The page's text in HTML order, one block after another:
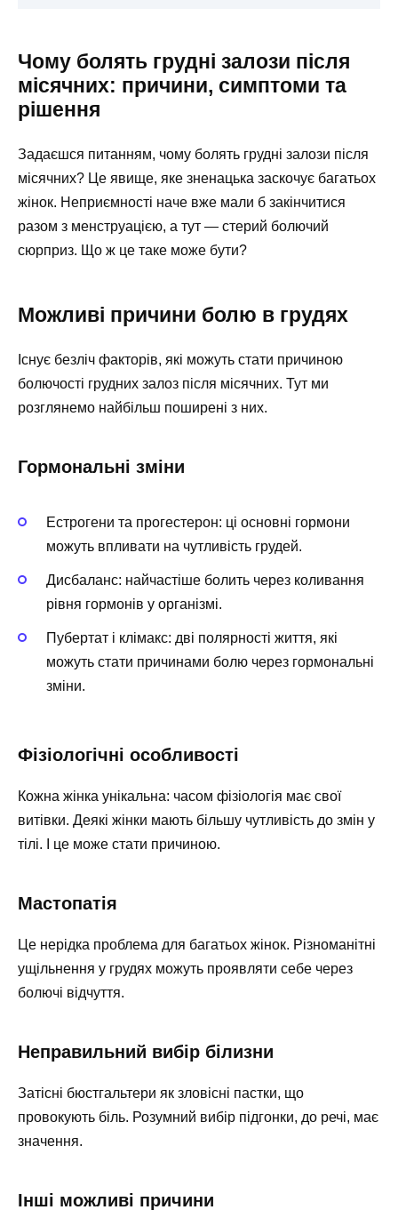
Чому болять грудні залози після
місячних: причини, симптоми та
рішення
Задаєшся питанням, чому болять грудні залози після
місячних? Це явище, яке зненацька заскочує багатьох
жінок. Неприємності наче вже мали б закінчитися
разом з менструацією, а тут — стерий болючий
сюрприз. Що ж це таке може бути?
Можливі причини болю в грудях
Існує безліч факторів, які можуть стати причиною
болючості грудних залоз після місячних. Тут ми
розглянемо найбільш поширені з них.
Гормональні зміни
Естрогени та прогестерон: ці основні гормони
можуть впливати на чутливість грудей.
Дисбаланс: найчастіше болить через коливання
рівня гормонів у організмі.
Пубертат і клімакс: дві полярності життя, які
можуть стати причинами болю через гормональні
зміни.
Фізіологічні особливості
Кожна жінка унікальна: часом фізіологія має свої
витівки. Деякі жінки мають більшу чутливість до змін у
тілі. І це може стати причиною.
Мастопатія
Це нерідка проблема для багатьох жінок. Різноманітні
ущільнення у грудях можуть проявляти себе через
болючі відчуття.
Неправильний вибір білизни
Затісні бюстгальтери як зловісні пастки, що
провокують біль. Розумний вибір підгонки, до речі, має
значення.
Інші можливі причини